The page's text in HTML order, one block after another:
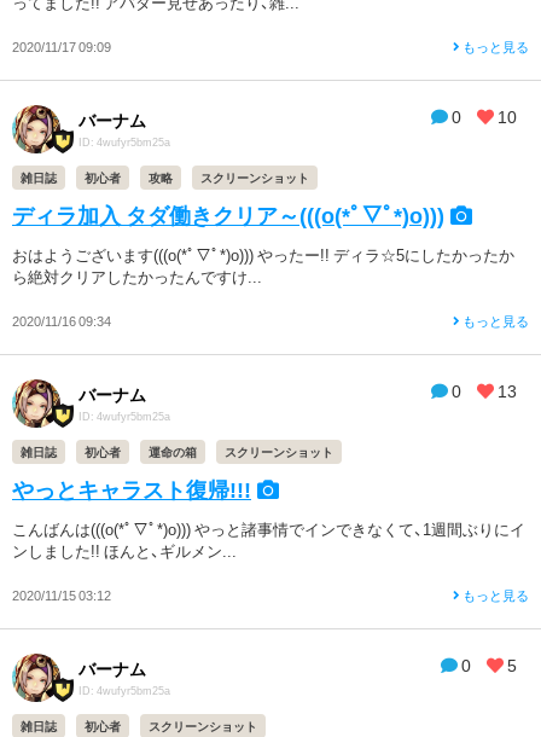
2020/11/17 09:09 もっと見る
0 10
バーナム
ID: 4wufyr5bm25a
雑日誌 初心者 攻略 スクリーンショット
ディラ加入 タダ働きクリア～(((o(*ﾟ▽ﾟ*)o)))
おはようございます(((o(*ﾟ▽ﾟ*)o))) やったー!! ディラ☆5にしたかったか
ら絶対クリアしたかったんですけ...
2020/11/16 09:34 もっと見る
0 13
バーナム
ID: 4wufyr5bm25a
雑日誌 初心者 運命の箱 スクリーンショット
やっとキャラスト復帰!!!
こんばんは(((o(*ﾟ▽ﾟ*)o))) やっと諸事情でインできなくて、1週間ぶりにイ
ンしました!! ほんと、ギルメン...
2020/11/15 03:12 もっと見る
0 5
バーナム
ID: 4wufyr5bm25a
雑日誌 初心者 スクリーンショット